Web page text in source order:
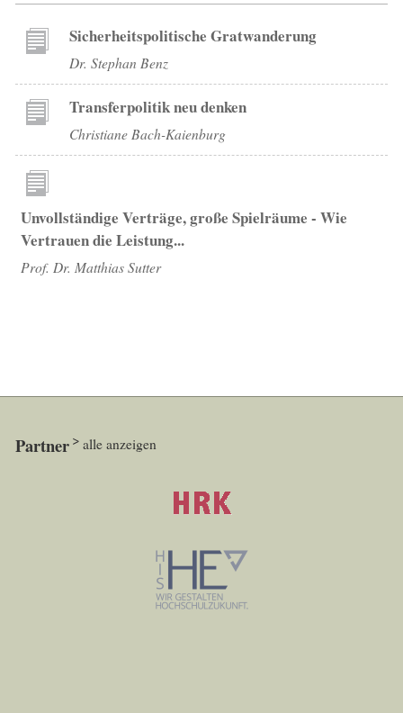
Sicherheitspolitische Gratwanderung
Dr. Stephan Benz
Transferpolitik neu denken
Christiane Bach-Kaienburg
Unvollständige Verträge, große Spielräume - Wie
Vertrauen die Leistung...
Prof. Dr. Matthias Sutter
Partner alle anzeigen